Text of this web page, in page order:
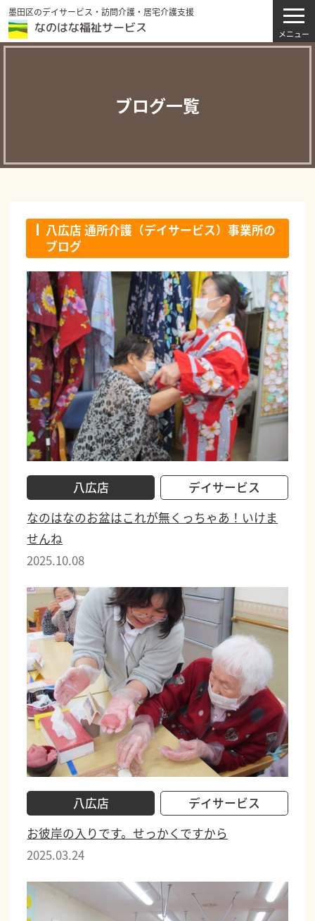
墨田区のデイサービス・訪問介護・居宅介護支援
ブログ一覧
八広店 通所介護（デイサービス）事業所の
ブログ
八広店
デイサービス
なのはなのお盆はこれが無くっちゃあ！いけま
せんね
2025.10.08
八広店
デイサービス
お彼岸の入りです。せっかくですから
2025.03.24